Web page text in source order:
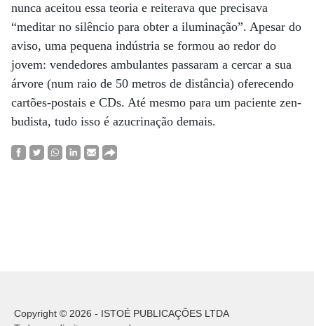
nunca aceitou essa teoria e reiterava que precisava
“meditar no silêncio para obter a iluminação”. Apesar do
aviso, uma pequena indústria se formou ao redor do
jovem: vendedores ambulantes passaram a cercar a sua
árvore (num raio de 50 metros de distância) oferecendo
cartões-postais e CDs. Até mesmo para um paciente zen-
budista, tudo isso é azucrinação demais.
Copyright © 2026 - ISTOÉ PUBLICAÇÕES LTDA